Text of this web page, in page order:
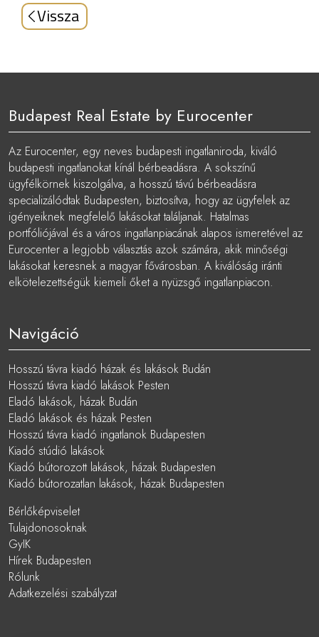
Vissza
Budapest Real Estate by Eurocenter
Az Eurocenter, egy neves budapesti ingatlaniroda, kiváló
budapesti ingatlanokat kínál bérbeadásra. A sokszínű
ügyfélkörnek kiszolgálva, a hosszú távú bérbeadásra
specializálódtak Budapesten, biztosítva, hogy az ügyfelek az
igényeiknek megfelelő lakásokat találjanak. Hatalmas
portfóliójával és a város ingatlanpiacának alapos ismeretével az
Eurocenter a legjobb választás azok számára, akik minőségi
lakásokat keresnek a magyar fővárosban. A kiválóság iránti
elkötelezettségük kiemeli őket a nyüzsgő ingatlanpiacon.
Navigáció
Hosszú távra kiadó házak és lakások Budán
Hosszú távra kiadó lakások Pesten
Eladó lakások, házak Budán
Eladó lakások és házak Pesten
Hosszú távra kiadó ingatlanok Budapesten
Kiadó stúdió lakások
Kiadó bútorozott lakások, házak Budapesten
Kiadó bútorozatlan lakások, házak Budapesten
Bérlőképviselet
Tulajdonosoknak
GyIK
Hírek Budapesten
Rólunk
Adatkezelési szabályzat